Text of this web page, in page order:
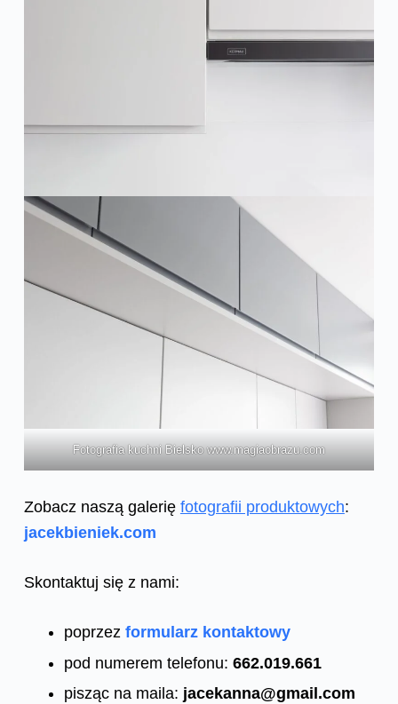
Fotografia kuchni Bielsko www.magiaobrazu.com
Zobacz naszą galerię fotografii produktowych:
jacekbieniek.com
Skontaktuj się z nami:
poprzez formularz kontaktowy
pod numerem telefonu: 662.019.661
pisząc na maila: jacekanna@gmail.com